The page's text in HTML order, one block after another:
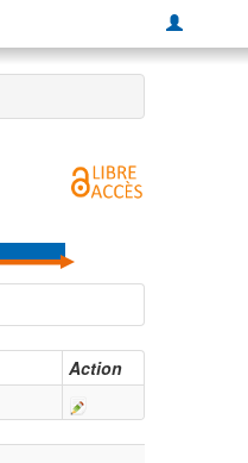
Action